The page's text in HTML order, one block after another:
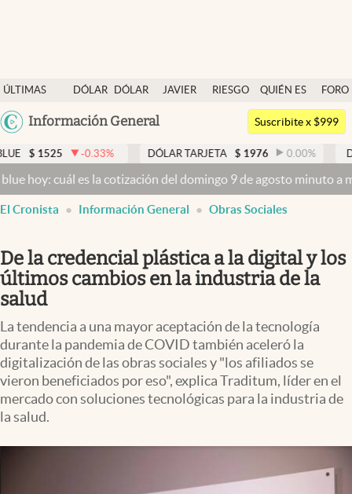
ÚLTIMAS
NOTICIAS
DÓLAR
DÓLAR
JAVIER
RIESGO
QUIÉN ES
QUIÉN
FORO
Argentina
México
Información General
Dólar
Members
Economía y Política
Finanzas y Mercados
Mercados Online
Columnistas
Otras secciones
Apertura
Infotechnology
Clima
Mundial 2026
Suscribite x $999
% DÓLAR TARJETA $ 1976 0.00% DÓLAR MEP
cotización del domingo 9 de agosto minuto a minutoDólar hoy
El Cronista Información General Obras Sociales
De la credencial plástica a la digital y los
últimos cambios en la industria de la
salud
La tendencia a una mayor aceptación de la tecnología
durante la pandemia de COVID también aceleró la
digitalización de las obras sociales y "los afiliados se
vieron beneficiados por eso", explica Traditum, líder en el
mercado con soluciones tecnológicas para la industria de
la salud.